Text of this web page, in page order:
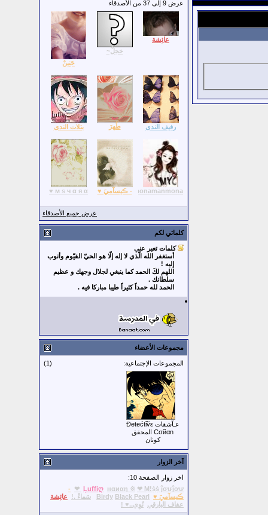
عرض 9 إلى 37 من الأصدقاء
عائِشة
خجلْ~
حَنِينْ
رفيف الندى طُهرَ بتلات الندى
lamonamanmona- ڪيسآميَ ♥ м s ч α я α ♥
عرض جميع الأصدقاء
كلماتي لكم
كلمات تعبر عني
أستغفر الله الّذي لا إله إلّا هو الحيّ القيّوم وأتوب
إليه !
اللهم لكَ الحمد كما ينبغي لجلال وجهك و عظيم
سلطانك .
الحمد لله حمداً كثيراً طيبا مباركا فيه .
مجموعات الأعضاء
(1) المجموعات الإجتماعية:
عـآشقات Đetećtỉṽε
Cσйαn المحقق
كونان
آخر الزوار
اخر زوار الصفحة 10:
Ļuffiღ нαиαη ※ ❤ Ṃ!ṩṩ ĵơưĵơư ❤
-
ڪيسآميَ ♥
Birdy Black Pearl سَماءْ .!
عائِشة
عفاف البارقي نُوِي..♥ !